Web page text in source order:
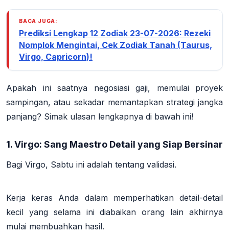
BACA JUGA:
Prediksi Lengkap 12 Zodiak 23-07-2026: Rezeki
Nomplok Mengintai, Cek Zodiak Tanah (Taurus,
Virgo, Capricorn)!
Apakah ini saatnya negosiasi gaji, memulai proyek
sampingan, atau sekadar memantapkan strategi jangka
panjang? Simak ulasan lengkapnya di bawah ini!
1. Virgo: Sang Maestro Detail yang Siap Bersinar
Bagi Virgo, Sabtu ini adalah tentang validasi.
Kerja keras Anda dalam memperhatikan detail-detail
kecil yang selama ini diabaikan orang lain akhirnya
mulai membuahkan hasil.